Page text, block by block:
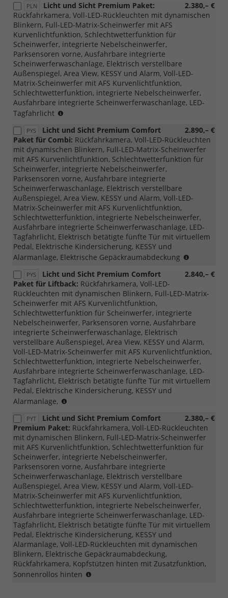
PLN 2.380,– €
Licht und Sicht Premium Paket:
Rückfahrkamera, Voll-LED-Rückleuchten mit dynamischen
Blinkern, Full-LED-Matrix-Scheinwerfer mit AFS
Kurvenlichtfunktion, Schlechtwetterfunktion für
Scheinwerfer, integrierte Nebelscheinwerfer,
Parksensoren vorne, Ausfahrbare integrierte
Scheinwerferwaschanlage, Elektrisch verstellbare
Außenspiegel, Area View, KESSY und Alarm, Voll-LED-
Matrix-Scheinwerfer mit AFS Kurvenlichtfunktion,
Schlechtwetterfunktion, integrierte Nebelscheinwerfer,
Ausfahrbare integrierte Scheinwerferwaschanlage, LED-
Tagfahrlicht
PTB/PTC/PAW/PAP
möglich,nicht
mit
Loft
möglich)
PYS 2.890,– €
Licht und Sicht Premium Comfort
Paket für Combi: Rückfahrkamera, Voll-LED-Rückleuchten
mit dynamischen Blinkern, Full-LED-Matrix-Scheinwerfer
mit AFS Kurvenlichtfunktion, Schlechtwetterfunktion für
Scheinwerfer, integrierte Nebelscheinwerfer,
Parksensoren vorne, Ausfahrbare integrierte
Scheinwerferwaschanlage, Elektrisch verstellbare
Außenspiegel, Area View, KESSY und Alarm, Voll-LED-
Matrix-Scheinwerfer mit AFS Kurvenlichtfunktion,
Schlechtwetterfunktion, integrierte Nebelscheinwerfer,
Ausfahrbare integrierte Scheinwerferwaschanlage, LED-
Tagfahrlicht, Elektrisch betätigte fünfte Tür mit virtuellem
Pedal, Elektrische Kindersicherung, KESSY und
Alarmanlage, Elektrische Gepäckraumabdeckung
PTB/PTC/
nicht
Loft,
Liftback/
PYS 2.840,– €
Licht und Sicht Premium Comfort
Paket für Liftback: Rückfahrkamera, Voll-LED-
Rückleuchten mit dynamischen Blinkern, Full-LED-Matrix-
Scheinwerfer mit AFS Kurvenlichtfunktion,
Schlechtwetterfunktion für Scheinwerfer, integrierte
Nebelscheinwerfer, Parksensoren vorne, Ausfahrbare
integrierte Scheinwerferwaschanlage, Elektrisch
verstellbare Außenspiegel, Area View, KESSY und Alarm,
Voll-LED-Matrix-Scheinwerfer mit AFS Kurvenlichtfunktion,
Schlechtwetterfunktion, integrierte Nebelscheinwerfer,
Ausfahrbare integrierte Scheinwerferwaschanlage, LED-
Tagfahrlicht, Elektrisch betätigte fünfte Tür mit virtuellem
Pedal, Elektrische Kindersicherung, KESSY und
Alarmanlage,
PTB/PTC/PAW/PAP
möglich,
nicht
mit
Loft,
Liftback/Combi
möglich)
PYT 2.380,– €
Licht und Sicht Premium Comfort
Premium Paket: Rückfahrkamera, Voll-LED-Rückleuchten
mit dynamischen Blinkern, Full-LED-Matrix-Scheinwerfer
mit AFS Kurvenlichtfunktion, Schlechtwetterfunktion für
Scheinwerfer, integrierte Nebelscheinwerfer,
Parksensoren vorne, Ausfahrbare integrierte
Scheinwerferwaschanlage, Elektrisch verstellbare
Außenspiegel, Area View, KESSY und Alarm, Voll-LED-
Matrix-Scheinwerfer mit AFS Kurvenlichtfunktion,
Schlechtwetterfunktion, integrierte Nebelscheinwerfer,
Ausfahrbare integrierte Scheinwerferwaschanlage, LED-
Tagfahrlicht, Elektrisch betätigte fünfte Tür mit virtuellem
Pedal, Elektrische Kindersicherung, KESSY und
Alarmanlage, Voll-LED-Rückleuchten mit dynamischen
Blinkern, Elektrische Gepäckraumabdeckung,
Rückfahrkamera, Kopfstützen hinten mit Zusatzfunktion,
Sonnenrollos hinten